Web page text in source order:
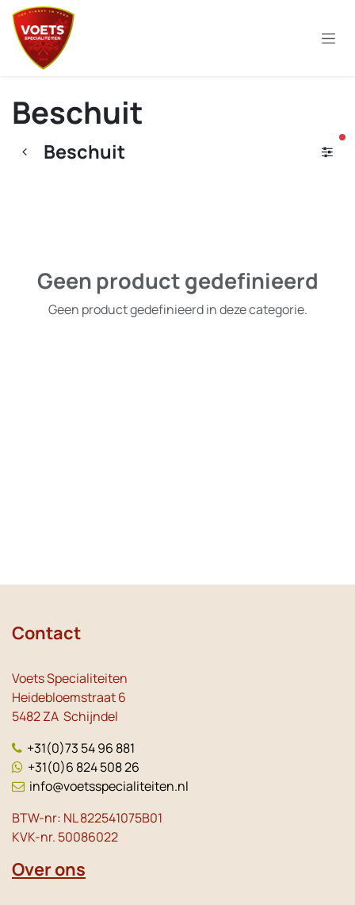
Overslaan naar inhoud
Beschuit
Beschuit
Geen product gedefinieerd
Geen product gedefinieerd in deze categorie.
Contact
Voets Specialiteiten
Heidebloemstraat 6
5482 ZA Schijndel
+31(0)73 54 96 881
+31(0)6 824 508 26
info@voetsspecialiteiten.nl
BTW-nr: NL 822541075B01
KVK-nr. 50086022
Over ons